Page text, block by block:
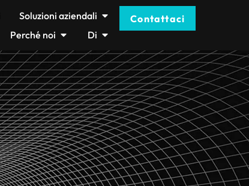
Soluzioni aziendali
Perché noi Di
Contattaci